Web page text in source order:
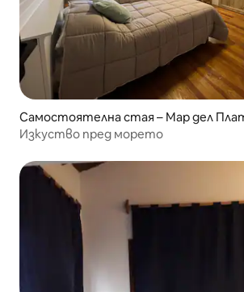
Самостоятелна стая – Мар дел
Изкуство пред морето